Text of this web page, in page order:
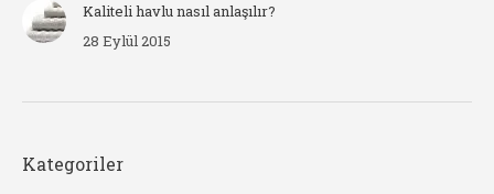
Kaliteli havlu nasıl anlaşılır?
28 Eylül 2015
Kategoriler